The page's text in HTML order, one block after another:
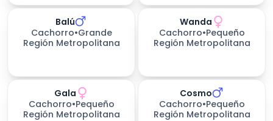
Balú
Cachorro•Grande
Región Metropolitana
Wanda
Cachorro•Pequeño
Región Metropolitana
Gala
Cachorro•Pequeño
Región Metropolitana
Cosmo
Cachorro•Pequeño
Región Metropolitana